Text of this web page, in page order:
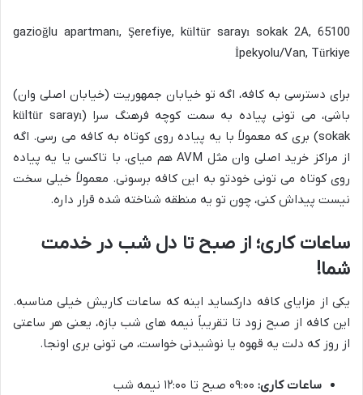
gazioğlu apartmanı, Şerefiye, kültür sarayı sokak 2A, 65100
İpekyolu/Van, Türkiye
برای دسترسی به کافه، اگه تو خیابان جمهوریت (خیابان اصلی وان)
باشی، می تونی پیاده به سمت کوچه فرهنگ سرا (kültür sarayı
sokak) بری که معمولاً با یه پیاده روی کوتاه به کافه می رسی. اگه
از مراکز خرید اصلی وان مثل AVM هم میای، با تاکسی یا یه پیاده
روی کوتاه می تونی خودتو به این کافه برسونی. معمولاً خیلی سخت
نیست پیداش کنی، چون تو یه منطقه شناخته شده قرار داره.
ساعات کاری؛ از صبح تا دل شب در خدمت
شما!
یکی از مزایای کافه دارکساید اینه که ساعات کاریش خیلی مناسبه.
این کافه از صبح زود تا تقریباً نیمه های شب بازه، یعنی هر ساعتی
از روز که دلت یه قهوه یا نوشیدنی خواست، می تونی بری اونجا.
ساعات کاری: